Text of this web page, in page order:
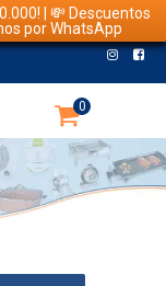
| 💸 Descuentos
por WhatsApp
0